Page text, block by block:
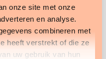
onze site met onze
en analyse.
combineren met
heeft verstrekt of die ze
uw gebruik van hun
die te
Je
anders
hoe. Je hebt